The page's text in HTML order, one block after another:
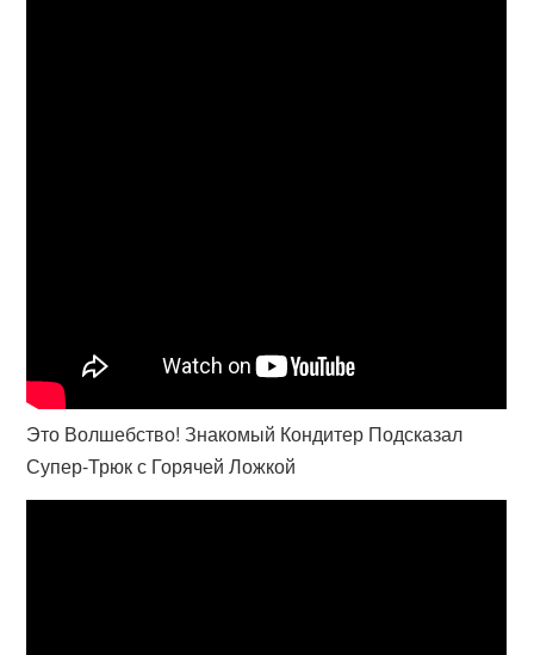
Это Волшебство! Знакомый Кондитер Подсказал
Супер-Трюк с Горячей Ложкой